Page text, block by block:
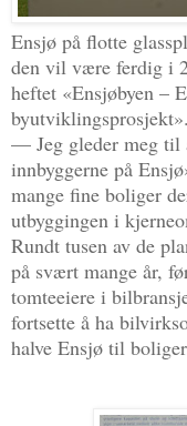
Ensjø på flotte
den vil være ferdig i
heftet «Ensjøbyen –
— Jeg gleder meg til
innbyggerne på
mange fine boliger
utbyggingen i
Rundt tusen av de
på svært mange år,
tomteeiere i
fortsette å ha
halve Ensjø til